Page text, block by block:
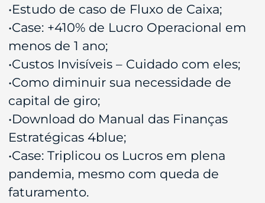
•Estudo de caso de Fluxo de Caixa;
•Case: +410% de Lucro Operacional em
menos de 1 ano;
•Custos Invisíveis – Cuidado com eles;
•Como diminuir sua necessidade de
capital de giro;
•Download do Manual das Finanças
Estratégicas 4blue;
•Case: Triplicou os Lucros em plena
pandemia, mesmo com queda de
faturamento.